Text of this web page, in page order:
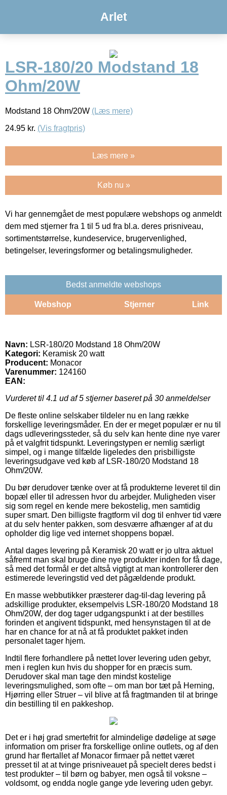
Arlet
LSR-180/20 Modstand 18
Ohm/20W
Modstand 18 Ohm/20W (Læs mere)
24.95 kr. (Vis fragtpris)
Læs mere »
Køb nu »
Vi har gennemgået de mest populære webshops og anmeldt
dem med stjerner fra 1 til 5 ud fra bl.a. deres prisniveau,
sortimentstørrelse, kundeservice, brugervenlighed,
betingelser, leveringsformer og betalingsmuligheder.
Bedst anmeldte webshops
Webshop Stjerner Link
Navn: LSR-180/20 Modstand 18 Ohm/20W
Kategori: Keramisk 20 watt
Producent: Monacor
Varenummer: 124160
EAN:
Vurderet til 4.1 ud af 5 stjerner baseret på 30 anmeldelser
De fleste online selskaber tildeler nu en lang række
forskellige leveringsmåder. En der er meget populær er nu til
dags udleveringssteder, så du selv kan hente dine nye varer
på et valgfrit tidspunkt. Leveringstypen er nemlig særligt
simpel, og i mange tilfælde ligeledes den prisbilligste
leveringsudgave ved køb af LSR-180/20 Modstand 18
Ohm/20W.
Du bør derudover tænke over at få produkterne leveret til din
bopæl eller til adressen hvor du arbejder. Muligheden viser
sig som regel en kende mere bekostelig, men samtidig
super smart. Den billigste fragtform vil dog til enhver tid være
at du selv henter pakken, som desværre afhænger af at du
opholder dig lige ved internet shoppens bopæl.
Antal dages levering på Keramisk 20 watt er jo ultra aktuel
såfremt man skal bruge dine nye produkter inden for få dage,
så med det formål er det altså vigtigt at man kontrollerer den
estimerede leveringstid ved det pågældende produkt.
En masse webbutikker præsterer dag-til-dag levering på
adskillige produkter, eksempelvis LSR-180/20 Modstand 18
Ohm/20W, der dog tager udgangspunkt i at der bestilles
forinden et angivent tidspunkt, med hensynstagen til at de
har en chance for at nå at få produktet pakket inden
personalet tager hjem.
Indtil flere forhandlere på nettet lover levering uden gebyr,
men i reglen kun hvis du shopper for en præcis sum.
Derudover skal man tage den mindst kostelige
leveringsmulighed, som ofte – om man bor tæt på Herning,
Hjørring eller Struer – vil blive at få fragtmanden til at bringe
din bestilling til en pakkeshop.
Det er i høj grad smertefrit for almindelige dødelige at søge
information om priser fra forskellige online outlets, og af den
grund har flertallet af Monacor firmaer på nettet været
presset til at at tvinge prisniveauet på specielt deres bedst i
test produkter – til børn og babyer, men også til voksne –
voldsomt, og endda nogle gange yde levering uden gebyr.